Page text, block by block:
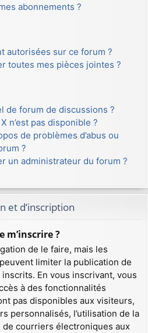
abonnements ?
autorisées sur ce forum ?
toutes mes pièces jointes ?
de forum de discussions ?
n’est pas disponible ?
de problèmes d’abus ou
?
un administrateur du forum ?
et d’inscription
m’inscrire ?
de le faire, mais les
limiter la publication de
En vous inscrivant, vous
à des fonctionnalités
pas disponibles aux visiteurs,
personnalisés, l’utilisation de la
de courriers électroniques aux